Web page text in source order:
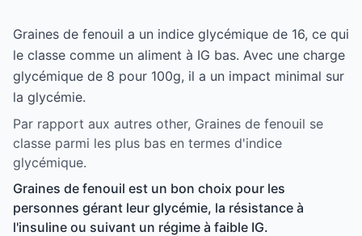
Graines de fenouil a un indice glycémique de 16, ce qui
le classe comme un aliment à IG bas. Avec une charge
glycémique de 8 pour 100g, il a un impact minimal sur
la glycémie.
Par rapport aux autres other, Graines de fenouil se
classe parmi les plus bas en termes d'indice
glycémique.
Graines de fenouil est un bon choix pour les
personnes gérant leur glycémie, la résistance à
l'insuline ou suivant un régime à faible IG.